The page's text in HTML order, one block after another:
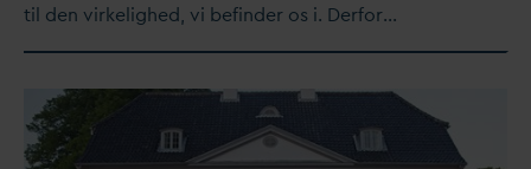
til den virkelighed, vi befinder os i. Derfor…